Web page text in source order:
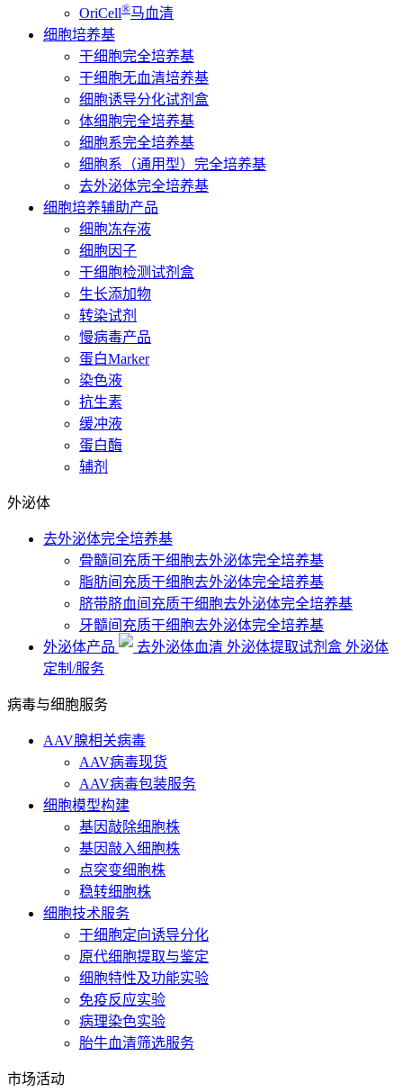
OriCell®马血清
细胞培养基
干细胞完全培养基
干细胞无血清培养基
细胞诱导分化试剂盒
体细胞完全培养基
细胞系完全培养基
细胞系（通用型）完全培养基
去外泌体完全培养基
细胞培养辅助产品
细胞冻存液
细胞因子
干细胞检测试剂盒
生长添加物
转染试剂
慢病毒产品
蛋白Marker
染色液
抗生素
缓冲液
蛋白酶
辅剂
外泌体
去外泌体完全培养基
骨髓间充质干细胞去外泌体完全培养基
脂肪间充质干细胞去外泌体完全培养基
脐带脐血间充质干细胞去外泌体完全培养基
牙髓间充质干细胞去外泌体完全培养基
外泌体产品
去外泌体血清 外泌体提取试剂盒 外泌体
定制/服务
病毒与细胞服务
AAV腺相关病毒
AAV病毒现货
AAV病毒包装服务
细胞模型构建
基因敲除细胞株
基因敲入细胞株
点突变细胞株
稳转细胞株
细胞技术服务
干细胞定向诱导分化
原代细胞提取与鉴定
细胞特性及功能实验
免疫反应实验
病理染色实验
胎牛血清筛选服务
市场活动